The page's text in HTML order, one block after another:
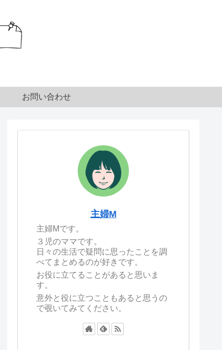
お問い合わせ
主婦M
主婦Mです。
３児のママです。
日々の生活で疑問に思ったことを調
べてまとめるのが好きです。
お役に立てることがあると思いま
す。
意外と役に立つこともあると思うの
で覗いてみてください。